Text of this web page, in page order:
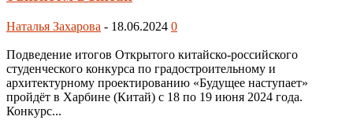
Наталья Захарова - 18.06.2024 0
Подведение итогов Открытого китайско-российского
студенческого конкурса по градостроительному и
архитектурному проектированию «Будущее наступает»
пройдёт в Харбине (Китай) с 18 по 19 июня 2024 года.
Конкурс...